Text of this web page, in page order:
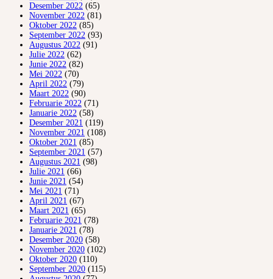
Desember 2022 (65)
November 2022 (81)
Oktober 2022 (85)
September 2022 (93)
Augustus 2022 (91)
Julie 2022 (62)
Junie 2022 (82)
Mei 2022 (70)
April 2022 (79)
Maart 2022 (90)
Februarie 2022 (71)
Januarie 2022 (58)
Desember 2021 (119)
November 2021 (108)
Oktober 2021 (85)
September 2021 (57)
Augustus 2021 (98)
Julie 2021 (66)
Junie 2021 (54)
Mei 2021 (71)
April 2021 (67)
Maart 2021 (65)
Februarie 2021 (78)
Januarie 2021 (78)
Desember 2020 (58)
November 2020 (102)
Oktober 2020 (110)
September 2020 (115)